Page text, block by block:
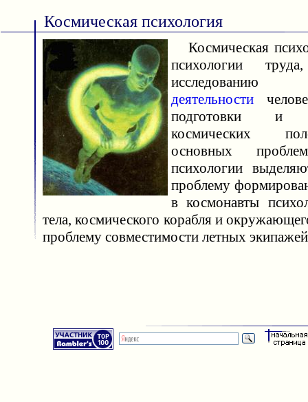
Космическая психология
Космическая
психологии
исследованию
деятельности
подготовки и
космических
основных
психологии
проблему
в космонавты
тела, космического корабля и
проблему совместимости летных